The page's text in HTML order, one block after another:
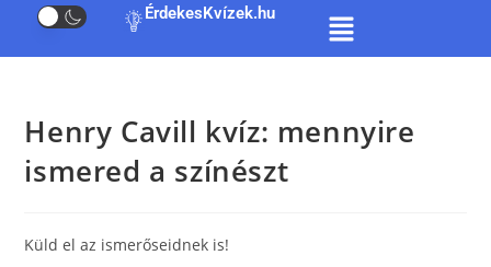
ÉrdekesKvízek.hu
Henry Cavill kvíz: mennyire
ismered a színészt
Küld el az ismerőseidnek is!